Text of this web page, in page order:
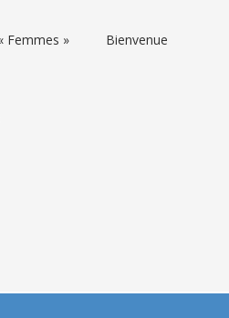
Femmes » Bienvenue